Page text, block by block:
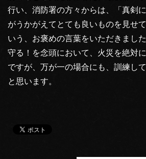
行い、消防署の方々からは、「真剣
がうかがえてとても良いものを見せ
いう、お褒めの言葉をいただきまし
守る！を念頭において、火災を絶対
ですが、万が一の場合にも、訓練し
と思います。